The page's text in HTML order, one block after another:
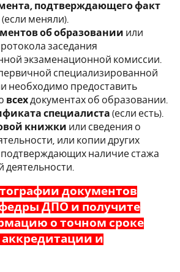
подтверждающего факт
(если меняли).
об образовании или
заседания
экзаменационной комиссии.
специализированной
необходимо предоставить
всех документах об образовании.
специалиста (если есть).
книжки или сведения о
или копии других
подтверждающих наличие стажа
деятельности.
документов
ДПО и получите
о точном сроке
и